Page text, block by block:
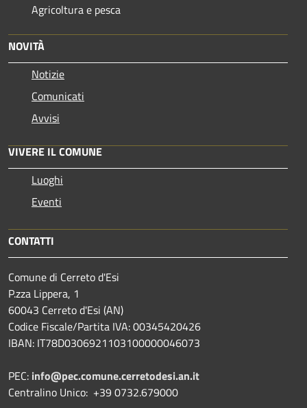
Agricoltura e pesca
NOVITÀ
Notizie
Comunicati
Avvisi
VIVERE IL COMUNE
Luoghi
Eventi
CONTATTI
Comune di Cerreto d'Esi
P.zza Lippera, 1
60043 Cerreto d'Esi (AN)
Codice Fiscale/Partita IVA: 00345420426
IBAN: IT78D0306921103100000046073
PEC: info@pec.comune.cerretodesi.an.it
Centralino Unico: +39 0732.679000